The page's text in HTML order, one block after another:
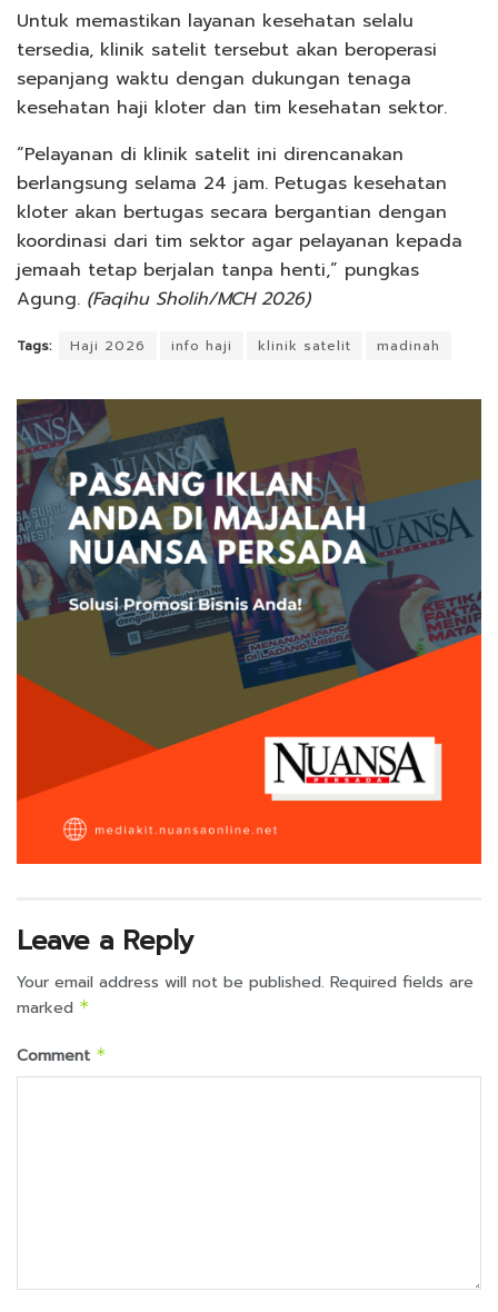
Untuk memastikan layanan kesehatan selalu
tersedia, klinik satelit tersebut akan beroperasi
sepanjang waktu dengan dukungan tenaga
kesehatan haji kloter dan tim kesehatan sektor.
“Pelayanan di klinik satelit ini direncanakan
berlangsung selama 24 jam. Petugas kesehatan
kloter akan bertugas secara bergantian dengan
koordinasi dari tim sektor agar pelayanan kepada
jemaah tetap berjalan tanpa henti,” pungkas
Agung. (Faqihu Sholih/MCH 2026)
Tags: Haji 2026 info haji klinik satelit madinah
Leave a Reply
Your email address will not be published. Required fields are
marked *
Comment *